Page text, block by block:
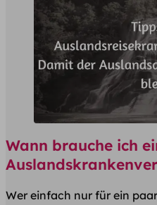
Wann brauche ich
Wer einfach nur für ein